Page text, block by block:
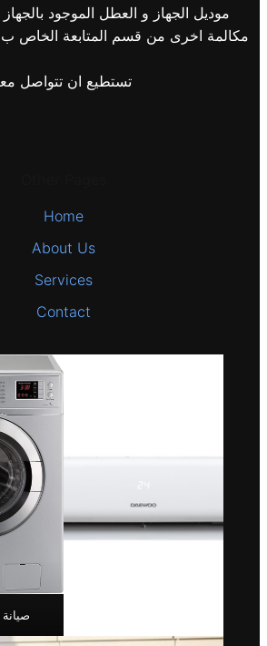
موديل الجهاز و العطل الموجود
مكالمة اخرى من قسم المتابعة الخاص ب
تستطيع ان تتواصل
Home
About Us
Services
Contact